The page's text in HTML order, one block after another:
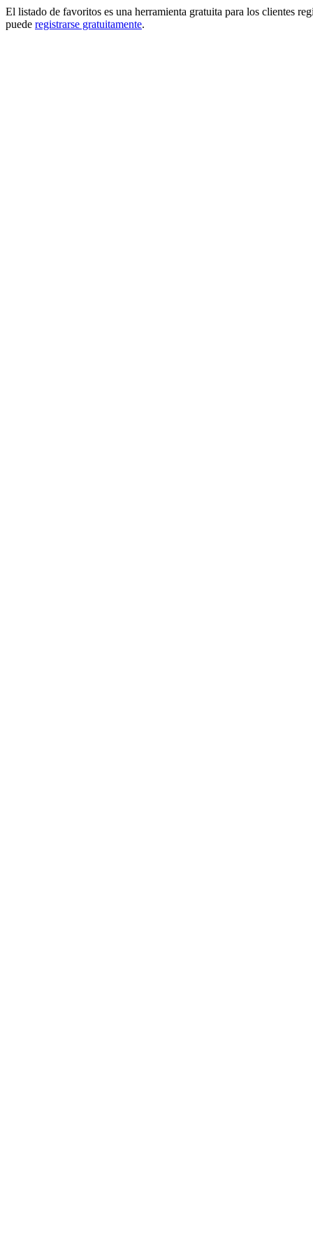
El listado de favoritos es una herramienta gratuita para los clientes
puede registrarse gratuitamente.